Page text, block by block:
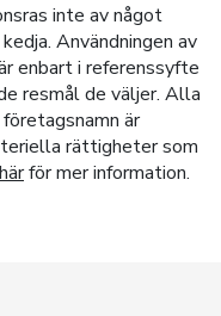
inte av något
Användningen av
enbart i referenssyfte
resmål de väljer. Alla
är
rättigheter som
för mer information.